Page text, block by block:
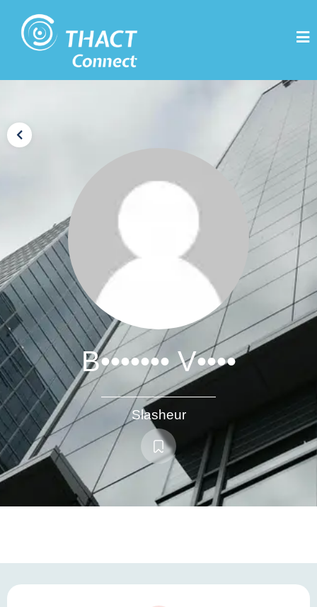
B••••••• V••••
Slasheur